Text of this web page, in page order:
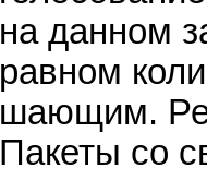
на данном
равном
шающим.
Пакеты со